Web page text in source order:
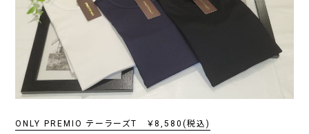
ONLY PREMIO テーラーズT ￥8,580(税込)